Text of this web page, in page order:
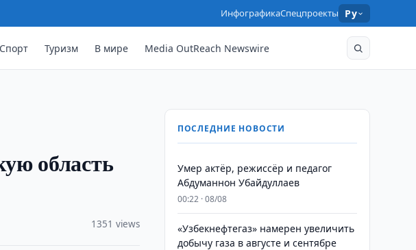
ИнфографикаСпецпроекты Ру
Спорт Туризм В мире Media OutReach Newswire
область
1351 views
ПОСЛЕДНИЕ НОВОСТИ
Умер актёр, режиссёр и педагог
Абдуманнон Убайдуллаев
00:22 · 08/08
«Узбекнефтегаз» намерен увеличить
добычу газа в августе и сентябре